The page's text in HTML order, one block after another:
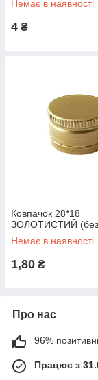
Немає в наявності
4 ₴
Ковпачок 28*18
ЗОЛОТИСТИЙ (без
Немає в наявності
1,80 ₴
Про нас
96%
Працює з